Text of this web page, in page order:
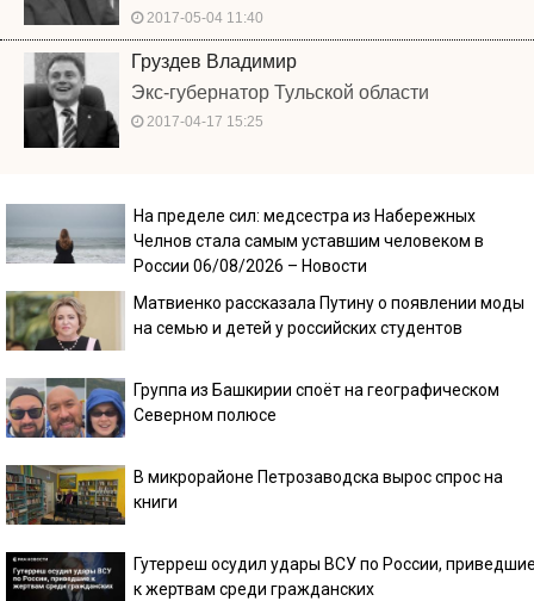
2017-05-04 11:40
Груздев Владимир
Экс-губернатор Тульской области
2017-04-17 15:25
На пределе сил: медсестра из Набережных
Челнов стала самым уставшим человеком в
России 06/08/2026 – Новости
Матвиенко рассказала Путину о появлении моды
на семью и детей у российских студентов
Группа из Башкирии споёт на географическом
Северном полюсе
В микрорайоне Петрозаводска вырос спрос на
книги
Гутерреш осудил удары ВСУ по России,
к жертвам среди гражданских